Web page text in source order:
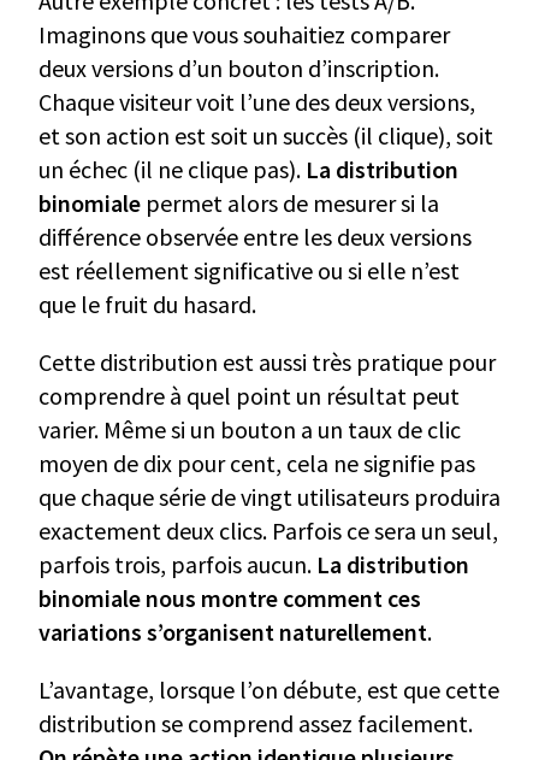
Imaginons que vous souhaitiez comparer
deux versions d’un bouton d’inscription.
Chaque visiteur voit l’une des deux versions,
et son action est soit un succès (il clique), soit
un échec (il ne clique pas). La distribution
binomiale permet alors de mesurer si la
différence observée entre les deux versions
est réellement significative ou si elle n’est
que le fruit du hasard.
Cette distribution est aussi très pratique pour
comprendre à quel point un résultat peut
varier. Même si un bouton a un taux de clic
moyen de dix pour cent, cela ne signifie pas
que chaque série de vingt utilisateurs produira
exactement deux clics. Parfois ce sera un seul,
parfois trois, parfois aucun. La distribution
binomiale nous montre comment ces
variations s’organisent naturellement.
L’avantage, lorsque l’on débute, est que cette
distribution se comprend assez facilement.